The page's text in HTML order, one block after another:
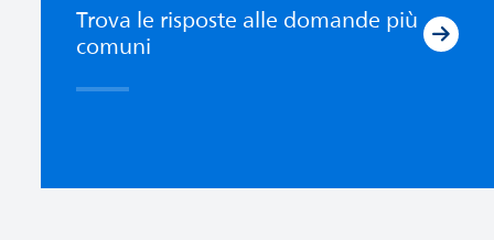
Trova le risposte alle domande più
comuni